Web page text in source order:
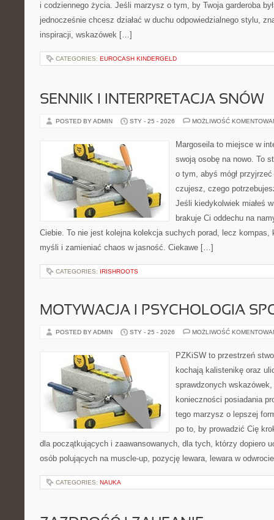
i codziennego życia. Jeśli marzysz o tym, by Twoja garderoba
jednocześnie chcesz działać w duchu odpowiedzialnego stylu,
inspiracji, wskazówek […]
CATEGORIES: EUROCASH KINDERGELD
SENNIK I INTERPRETACJA SNÓW
POSTED BY ADMIN STY - 25 - 2026 MOŻLIWOŚĆ
Margoseila to miejsce w
swoją osobę na nowo. To
o tym, abyś mógł
czujesz, czego
Jeśli kiedykolwiek miałeś
brakuje Ci oddechu na
Ciebie. To nie jest kolejna kolekcja suchych porad, lecz kompas,
myśli i zamieniać chaos w jasność. Ciekawe […]
CATEGORIES: IRISHROOTS
MOTYWACJA I PSYCHOLOGIA
POSTED BY ADMIN STY - 25 - 2026 MOŻLIWOŚĆ
PZKiSW to przestrzeń
kochają kalistenikę oraz
sprawdzonych
konieczności posiadania
tego marzysz o lepszej
po to, by prowadzić Cię
dla początkujących i zaawansowanych, dla tych, którzy dopiero
osób polujących na muscle-up, pozycję lewara, lewara w
CATEGORIES: NAUKA